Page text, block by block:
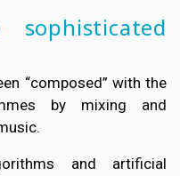
“composed” with the
by mixing and
and artificial